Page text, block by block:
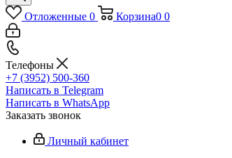
Отложенные 0 Корзина0 0
Телефоны
+7 (3952) 500-360
Написать в Telegram
Написать в WhatsApp
Заказать звонок
Личный кабинет